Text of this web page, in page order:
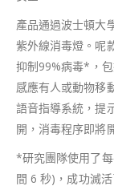
產品通過波士頓大
紫外線消毒燈。呢
抑制99%病毒*，
感應有人或動物移
語音指導系統，提
開，消毒程序即將
*研究團隊使用了
間 6 秒)，成功滅